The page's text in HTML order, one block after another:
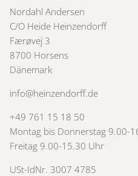
Nordahl Andersen
C/O Heide Heinzendorff
Færøvej 3
8700 Horsens
Dänemark
info@heinzendorff.de
+49 761 15 18 50
Montag bis Donnerstag 9.00-
Freitag 9.00-15.30 Uhr
USt-IdNr. 3007 4785